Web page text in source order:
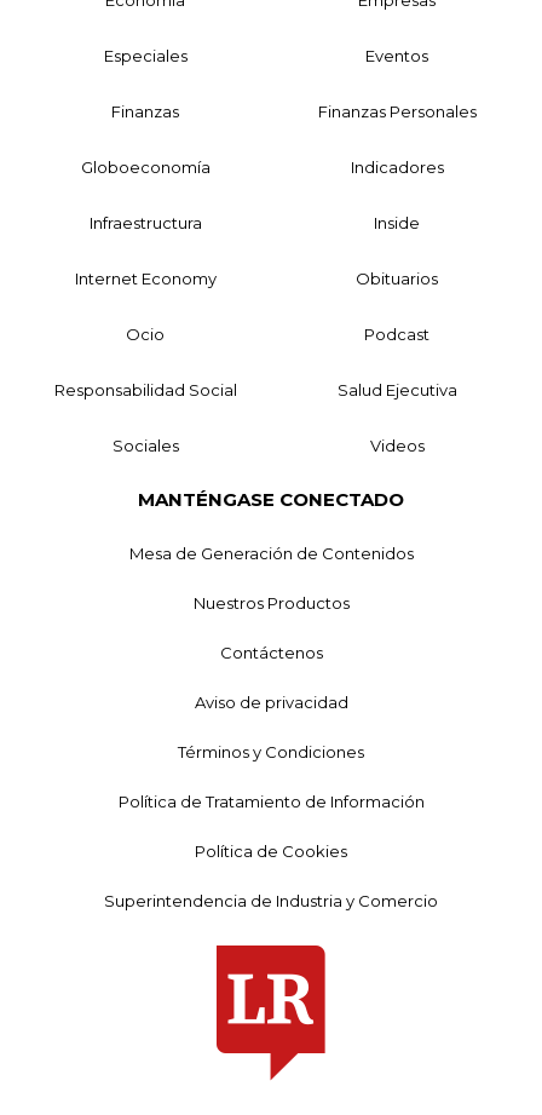
Especiales Eventos
Finanzas Finanzas Personales
Globoeconomía Indicadores
Infraestructura Inside
Internet Economy Obituarios
Ocio Podcast
Responsabilidad Social Salud Ejecutiva
Sociales Videos
MANTÉNGASE CONECTADO
Mesa de Generación de Contenidos
Nuestros Productos
Contáctenos
Aviso de privacidad
Términos y Condiciones
Política de Tratamiento de Información
Política de Cookies
Superintendencia de Industria y Comercio